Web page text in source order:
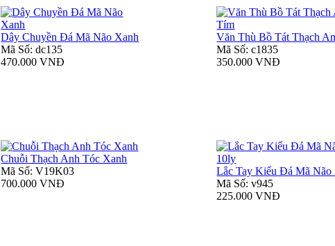
Dây Chuyền Đá Mã Não Xanh
Mã Số: dc135
470.000 VNĐ
Văn Thù Bồ Tát Thạch
Mã Số: c1835
350.000 VNĐ
Chuỗi Thạch Anh Tóc Xanh
Mã Số: V19K03
700.000 VNĐ
Lắc Tay Kiểu Đá Mã Não
Mã Số: v945
225.000 VNĐ